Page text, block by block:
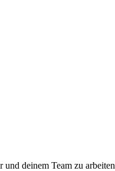
und deinem Team zu